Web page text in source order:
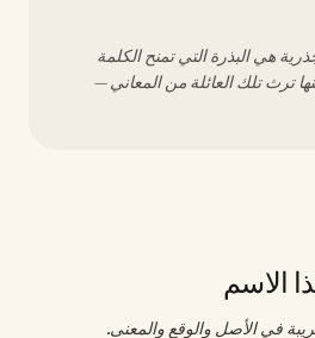
هي البذرة التي تمنح الكلمة
ترث تلك العائلة من المعاني —
الاسم
في الأصل والوقع والمعنى.